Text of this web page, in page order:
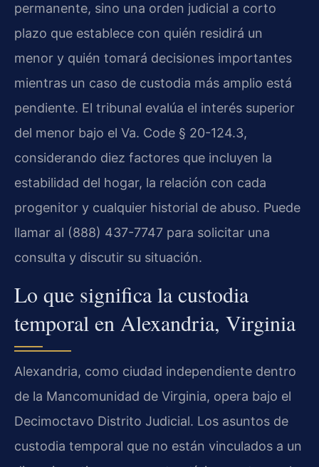
permanente, sino una orden judicial a corto
plazo que establece con quién residirá un
menor y quién tomará decisiones importantes
mientras un caso de custodia más amplio está
pendiente. El tribunal evalúa el interés superior
del menor bajo el Va. Code § 20-124.3,
considerando diez factores que incluyen la
estabilidad del hogar, la relación con cada
progenitor y cualquier historial de abuso. Puede
llamar al (888) 437-7747 para solicitar una
consulta y discutir su situación.
Lo que significa la custodia
temporal en Alexandria, Virginia
Alexandria, como ciudad independiente dentro
de la Mancomunidad de Virginia, opera bajo el
Decimoctavo Distrito Judicial. Los asuntos de
custodia temporal que no están vinculados a un